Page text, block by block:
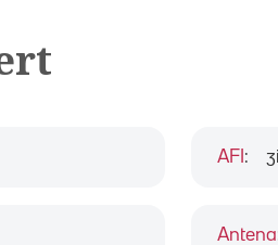
AFI :
Antena